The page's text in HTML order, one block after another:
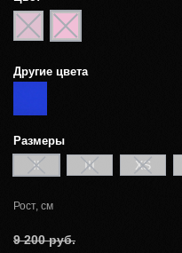
Другие цвета
Размеры
II III XS
Рост, см
9 200 руб.